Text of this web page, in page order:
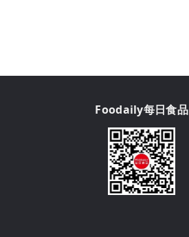
Foodaily每日食品